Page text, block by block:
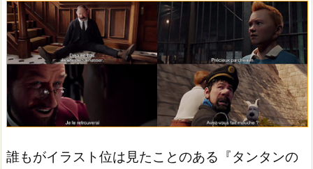
誰もがイラスト位は見たことのある『タンタンの